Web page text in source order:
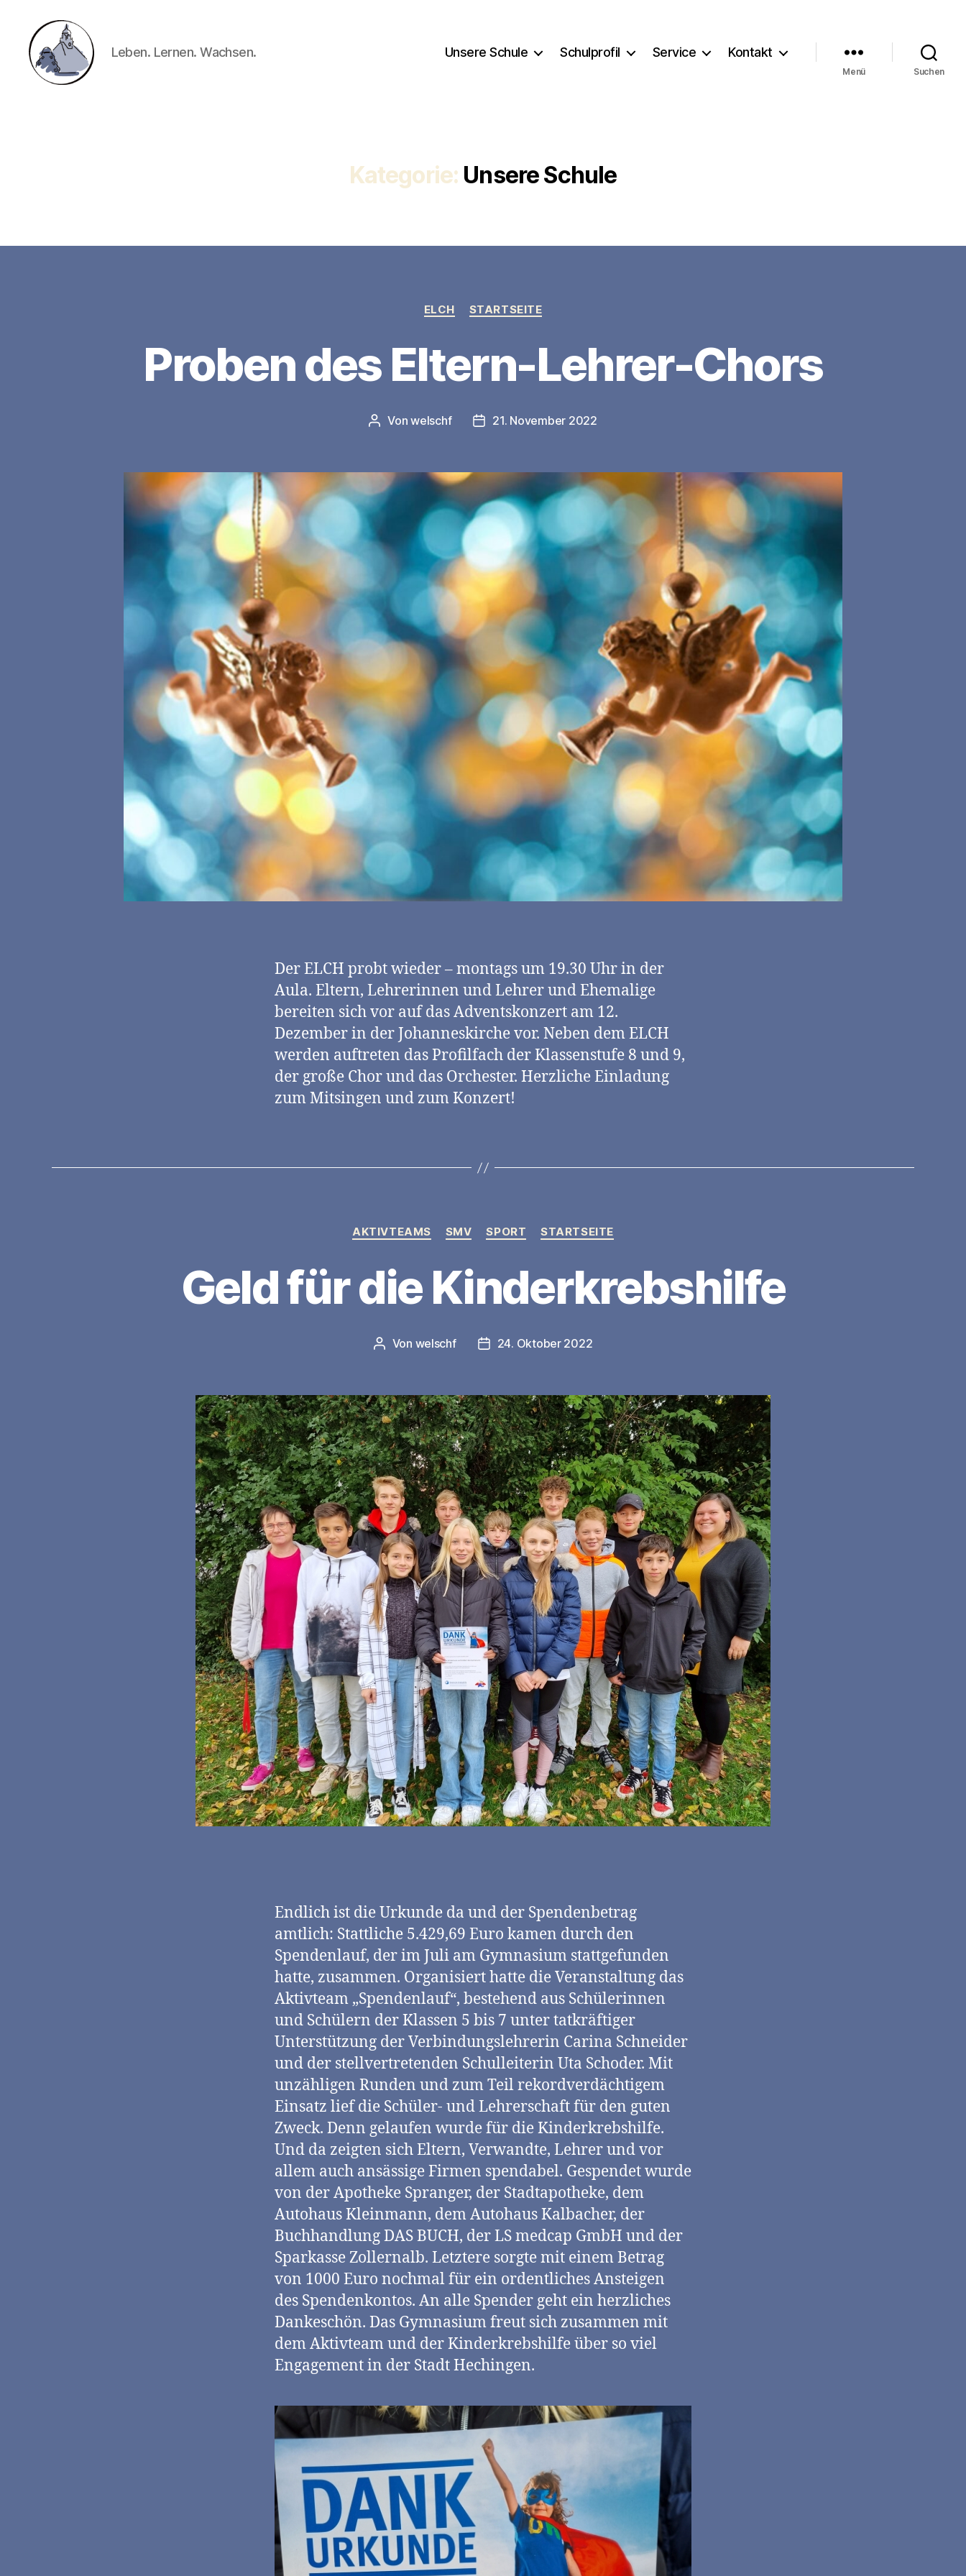
Leben. Lernen. Wachsen. Unsere Schule Schulprofil Service Kontakt
Menü Suchen
Kategorie: Unsere Schule
Kategorien
ELCH STARTSEITE
Proben des Eltern-Lehrer-Chors
Beitragsautor
Vonwelschf Veröffentlichungsdatum
21. November 2022
Der ELCH probt wieder – montags um 19.30 Uhr in der
Aula. Eltern, Lehrerinnen und Lehrer und Ehemalige
bereiten sich vor auf das Adventskonzert am 12.
Dezember in der Johanneskirche vor. Neben dem ELCH
werden auftreten das Profilfach der Klassenstufe 8 und 9,
der große Chor und das Orchester. Herzliche Einladung
zum Mitsingen und zum Konzert!
Kategorien
AKTIVTEAMS SMV SPORT STARTSEITE
Geld für die Kinderkrebshilfe
Beitragsautor
Von welschf Veröffentlichungsdatum
24. Oktober 2022
Endlich ist die Urkunde da und der Spendenbetrag
amtlich: Stattliche 5.429,69 Euro kamen durch den
Spendenlauf, der im Juli am Gymnasium stattgefunden
hatte, zusammen. Organisiert hatte die Veranstaltung das
Aktivteam „Spendenlauf“, bestehend aus Schülerinnen
und Schülern der Klassen 5 bis 7 unter tatkräftiger
Unterstützung der Verbindungslehrerin Carina Schneider
und der stellvertretenden Schulleiterin Uta Schoder. Mit
unzähligen Runden und zum Teil rekordverdächtigem
Einsatz lief die Schüler- und Lehrerschaft für den guten
Zweck. Denn gelaufen wurde für die Kinderkrebshilfe.
Und da zeigten sich Eltern, Verwandte, Lehrer und vor
allem auch ansässige Firmen spendabel. Gespendet wurde
von der Apotheke Spranger, der Stadtapotheke, dem
Autohaus Kleinmann, dem Autohaus Kalbacher, der
Buchhandlung DAS BUCH, der LS medcap GmbH und der
Sparkasse Zollernalb. Letztere sorgte mit einem Betrag
von 1000 Euro nochmal für ein ordentliches Ansteigen
des Spendenkontos. An alle Spender geht ein herzliches
Dankeschön. Das Gymnasium freut sich zusammen mit
dem Aktivteam und der Kinderkrebshilfe über so viel
Engagement in der Stadt Hechingen.